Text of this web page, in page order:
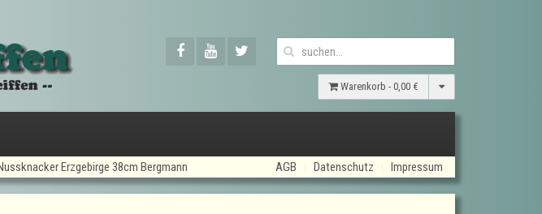
Warenkorb - 0,00 €
Erzgebirge 38cm Bergmann AGB Datenschutz Impressum